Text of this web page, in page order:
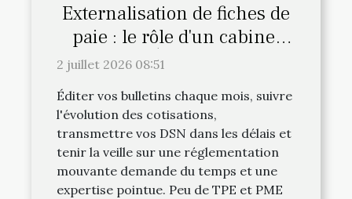
Externalisation de fiches de
paie : le rôle d'un cabinet
comme Équation Paie
2 juillet 2026 08:51
Éditer vos bulletins chaque mois, suivre
l'évolution des cotisations,
transmettre vos DSN dans les délais et
tenir la veille sur une réglementation
mouvante demande du temps et une
expertise pointue. Peu de TPE et PME